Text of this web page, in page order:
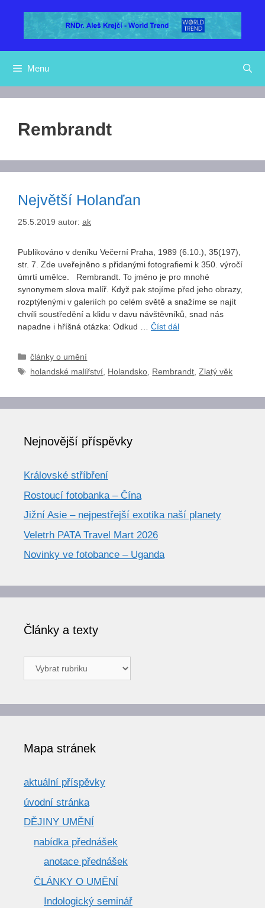
Menu
Rembrandt
Největší Holanďan
25.5.2019 autor: ak
Publikováno v deníku Večerní Praha, 1989 (6.10.), 35(197),
str. 7. Zde uveřejněno s přidanými fotografiemi k 350. výročí
úmrtí umělce. Rembrandt. To jméno je pro mnohé
synonymem slova malíř. Když pak stojíme před jeho obrazy,
rozptýlenými v galeriích po celém světě a snažíme se najít
chvíli soustředění a klidu v davu návštěvníků, snad nás
napadne i hříšná otázka: Odkud … Číst dál
Rubriky
články o umění
Štítky
holandské malířství, Holandsko, Rembrandt,Zlatý věk
Nejnovější příspěvky
Královské stříbření
Rostoucí fotobanka – Čína
Jižní Asie – nejpestřejší exotika naší planety
Veletrh PATA Travel Mart 2026
Novinky ve fotobance – Uganda
Články a texty
Články
a
Mapa stránek
aktuální příspěvky
úvodní stránka
DĚJINY UMĚNÍ
nabídka přednášek
anotace přednášek
ČLÁNKY O UMĚNÍ
Indologický seminář